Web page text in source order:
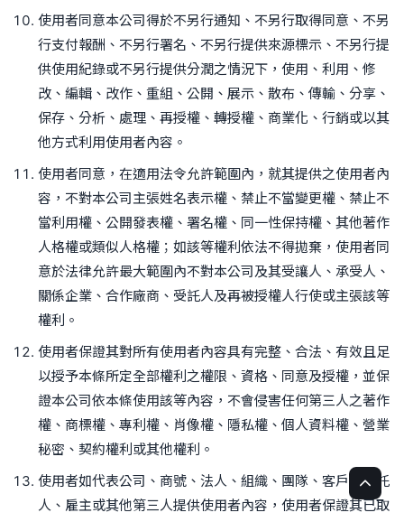
使用者同意本公司得於不另行通知、不另行取得同意、不另
行支付報酬、不另行署名、不另行提供來源標示、不另行提
供使用紀錄或不另行提供分潤之情況下，使用、利用、修
改、編輯、改作、重組、公開、展示、散布、傳輸、分享、
保存、分析、處理、再授權、轉授權、商業化、行銷或以其
他方式利用使用者內容。
使用者同意，在適用法令允許範圍內，就其提供之使用者內
容，不對本公司主張姓名表示權、禁止不當變更權、禁止不
當利用權、公開發表權、署名權、同一性保持權、其他著作
人格權或類似人格權；如該等權利依法不得拋棄，使用者同
意於法律允許最大範圍內不對本公司及其受讓人、承受人、
關係企業、合作廠商、受託人及再被授權人行使或主張該等
權利。
使用者保證其對所有使用者內容具有完整、合法、有效且足
以授予本條所定全部權利之權限、資格、同意及授權，並保
證本公司依本條使用該等內容，不會侵害任何第三人之著作
權、商標權、專利權、肖像權、隱私權、個人資料權、營業
秘密、契約權利或其他權利。
使用者如代表公司、商號、法人、組織、團隊、客戶、委託
人、雇主或其他第三人提供使用者內容，使用者保證其已取